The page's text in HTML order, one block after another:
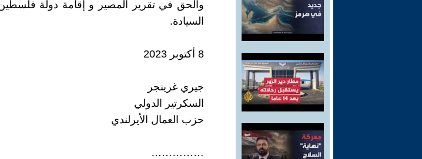
والحق في تقرير المصير و إقامة دولة
السيادة.
8 أكتوبر 2023
جيري غرينجر
السكرتير الدولي
حزب العمال الأيرلندي
……………